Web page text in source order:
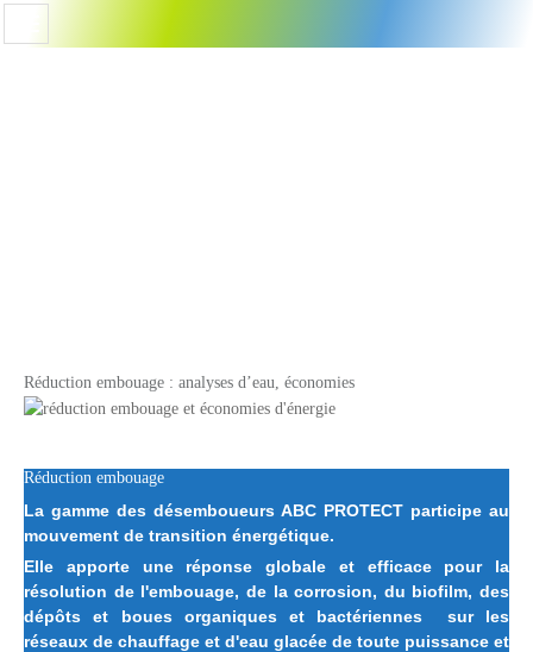
Réduction embouage : analyses d’eau, économies
Réduction embouage
La gamme des désemboueurs ABC PROTECT participe au
mouvement de transition énergétique.
Elle apporte une réponse globale et efficace pour la
résolution de l'embouage, de la corrosion, du biofilm, des
dépôts et boues organiques et bactériennes sur les
réseaux de chauffage et d'eau glacée de toute puissance et